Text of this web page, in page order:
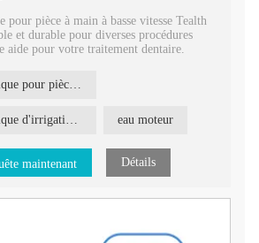
pour pièce à main à basse vitesse Tealth
et durable pour diverses procédures
aide pour votre traitement dentaire.
moteur pneumatique pour pièce à main dentaire à basse vitesse
moteur pneumatique d'irrigation interne eau moteur
maintenant Détails